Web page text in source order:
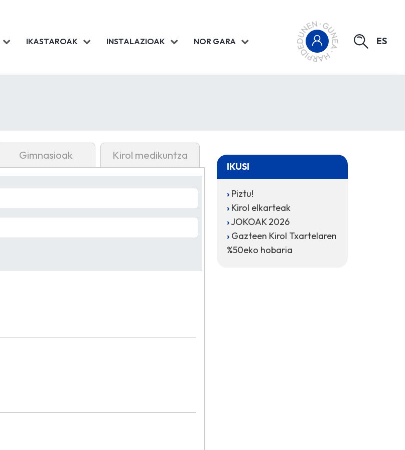
IKASTAROAK INSTALAZIOAK NOR GARA ES
Gimnasioak Kirol medikuntza
IKUSI
Piztu!
Kirol elkarteak
JOKOAK 2026
Gazteen Kirol Txartelaren
%50eko hobaria